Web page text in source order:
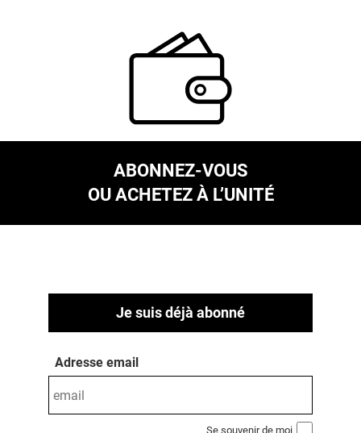
ABONNEZ-VOUS
OU ACHETEZ À L’UNITÉ
Je suis déjà abonné
Adresse email
Se souvenir de moi